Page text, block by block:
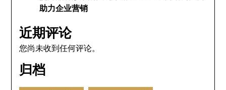
助力企业营销
近期评论
您尚未收到任何评论。
归档